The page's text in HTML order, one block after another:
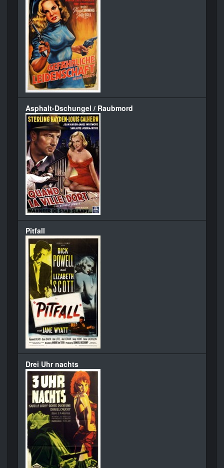
Asphalt-Dschungel / Raubmord
Pitfall
Drei Uhr nachts